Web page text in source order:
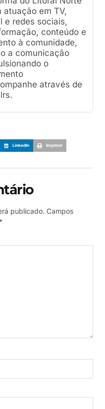
atuação em TV,
e redes sociais,
conteúdo e
à comunidade,
a comunicação
o
através de
LinkedIn Imprimir
publicado. Campos
*